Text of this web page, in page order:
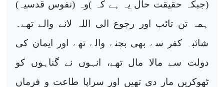
(جبکہ حقیقت حال یہ ہے کہ )وہ (نفوس قدسیہ)
ہمہ تن تائب اور رجوع الی اللہ لانے والے تھے۔
شائبہ کفر سے بھی بچنے والے تھے اور ایمان کی
دولت سے مالا مال تھے، انہوں نے گناہوں کو
ٹھوکریں مار دی تھیں اور سراپا طاعت و فرماں